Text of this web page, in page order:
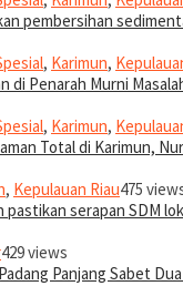
pembersihan
, Karimun,
di Penarah Murni
, Karimun,
Total di Karimun,
, Kepulauan Riau475
pastikan serapan SDM
429 views
Panjang Sabet